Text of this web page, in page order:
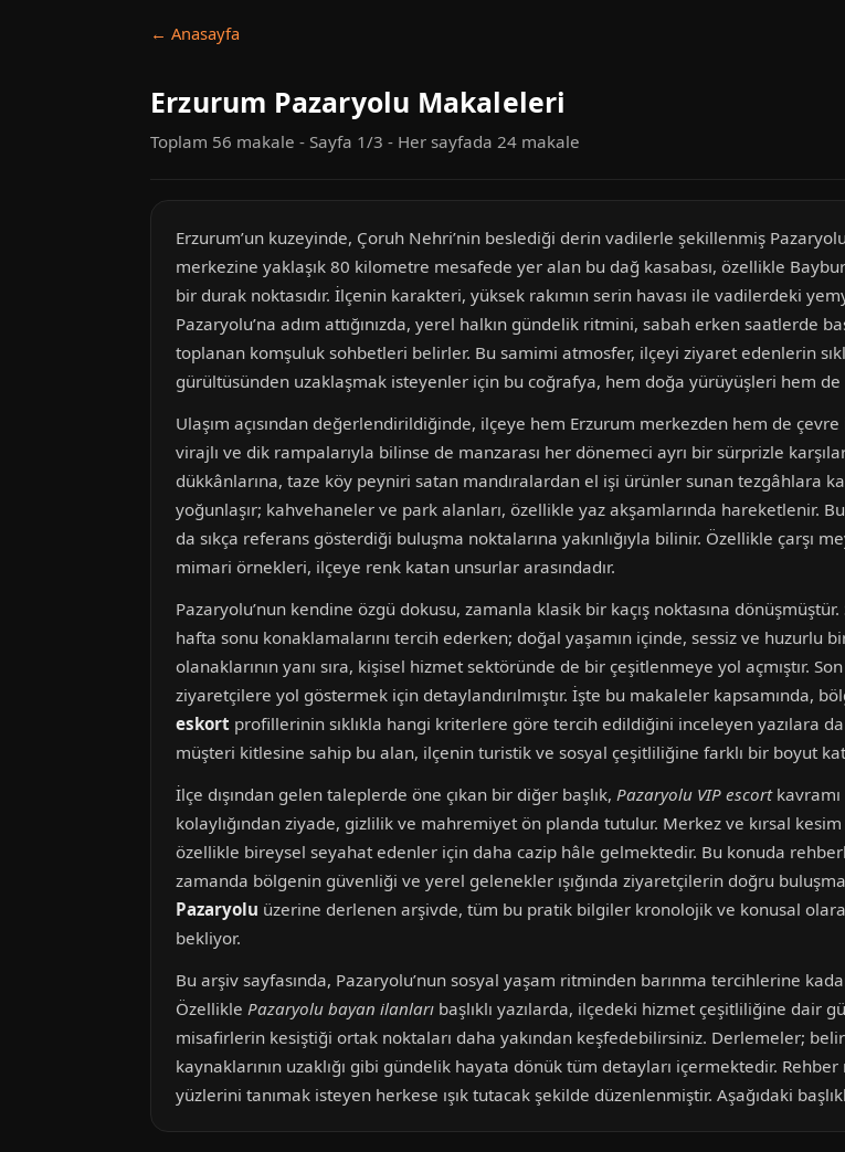
← Anasayfa
Erzurum Pazaryolu Makaleleri
Toplam 56 makale - Sayfa 1/3 - Her sayfada 24 makale
Erzurum’un kuzeyinde, Çoruh Nehri’nin beslediği derin vadilerle şekillenmiş
merkezine yaklaşık 80 kilometre mesafede yer alan bu dağ kasabası, özellikle
bir durak noktasıdır. İlçenin karakteri, yüksek rakımın serin havası ile vadilerdeki
Pazaryolu’na adım attığınızda, yerel halkın gündelik ritmini, sabah erken saatlerde
toplanan komşuluk sohbetleri belirler. Bu samimi atmosfer, ilçeyi ziyaret edenlerin
gürültüsünden uzaklaşmak isteyenler için bu coğrafya, hem doğa yürüyüşleri hem de
Ulaşım açısından değerlendirildiğinde, ilçeye hem Erzurum merkezden hem de
virajlı ve dik rampalarıyla bilinse de manzarası her dönemeci ayrı bir sürprizle
dükkânlarına, taze köy peyniri satan mandıralardan el işi ürünler sunan tezgâhlara
yoğunlaşır; kahvehaneler ve park alanları, özellikle yaz akşamlarında hareketlenir.
da sıkça referans gösterdiği buluşma noktalarına yakınlığıyla bilinir. Özellikle çarşı
mimari örnekleri, ilçeye renk katan unsurlar arasındadır.
Pazaryolu’nun kendine özgü dokusu, zamanla klasik bir kaçış noktasına
hafta sonu konaklamalarını tercih ederken; doğal yaşamın içinde, sessiz ve
olanaklarının yanı sıra, kişisel hizmet sektöründe de bir çeşitlenmeye yol açmıştır.
ziyaretçilere yol göstermek için detaylandırılmıştır. İşte bu makaleler kapsamında,
eskort profillerinin sıklıkla hangi kriterlere göre tercih edildiğini inceleyen yazılara
müşteri kitlesine sahip bu alan, ilçenin turistik ve sosyal çeşitliliğine farklı bir boyut
İlçe dışından gelen taleplerde öne çıkan bir diğer başlık, Pazaryolu VIP escortkavramı
kolaylığından ziyade, gizlilik ve mahremiyet ön planda tutulur. Merkez ve kırsal
özellikle bireysel seyahat edenler için daha cazip hâle gelmektedir. Bu konuda
zamanda bölgenin güvenliği ve yerel gelenekler ışığında ziyaretçilerin doğru
Pazaryolu üzerine derlenen arşivde, tüm bu pratik bilgiler kronolojik ve konusal
bekliyor.
Bu arşiv sayfasında, Pazaryolu’nun sosyal yaşam ritminden barınma tercihlerine
Özellikle Pazaryolu bayan ilanları başlıklı yazılarda, ilçedeki hizmet çeşitliliğine dair
misafirlerin kesiştiği ortak noktaları daha yakından keşfedebilirsiniz. Derlemeler;
kaynaklarının uzaklığı gibi gündelik hayata dönük tüm detayları içermektedir.
yüzlerini tanımak isteyen herkese ışık tutacak şekilde düzenlenmiştir. Aşağıdaki